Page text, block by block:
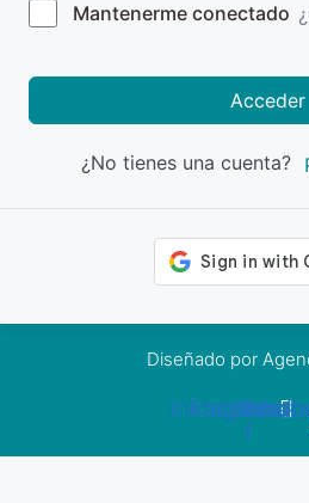
Mantenerme conectado
Acceder
¿No tienes una cuenta?
Diseñado por
Instagram
Facebook-
f